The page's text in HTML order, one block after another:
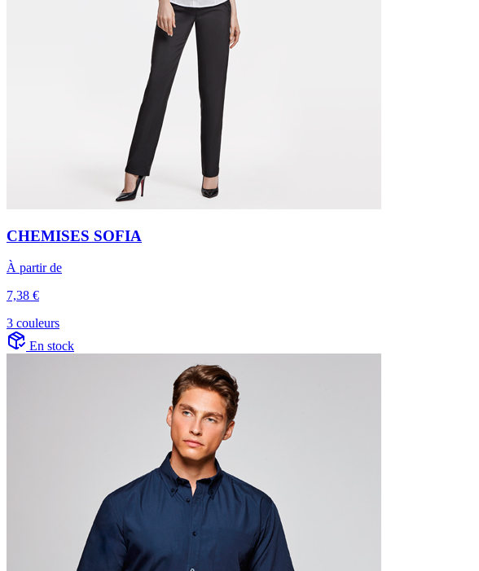
CHEMISES SOFIA
À partir de
7,38 €
3 couleurs
En stock